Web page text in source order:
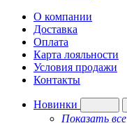
О компании
Доставка
Оплата
Карта лояльности
Условия продажи
Контакты
Новинки
Показать все